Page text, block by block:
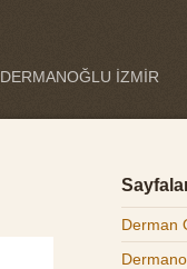
DERMANOĞLU İZMIR
Derman